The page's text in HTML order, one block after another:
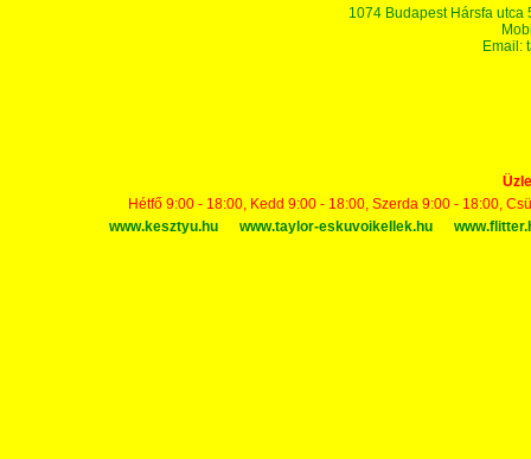
1074 Budapest Hársfa utca
Email:
Hétfő 9:00 - 18:00, Kedd 9:00 - 18:00, Szerda 9:00 - 18:00,
www.kesztyu.hu
www.taylor-eskuvoikellek.hu